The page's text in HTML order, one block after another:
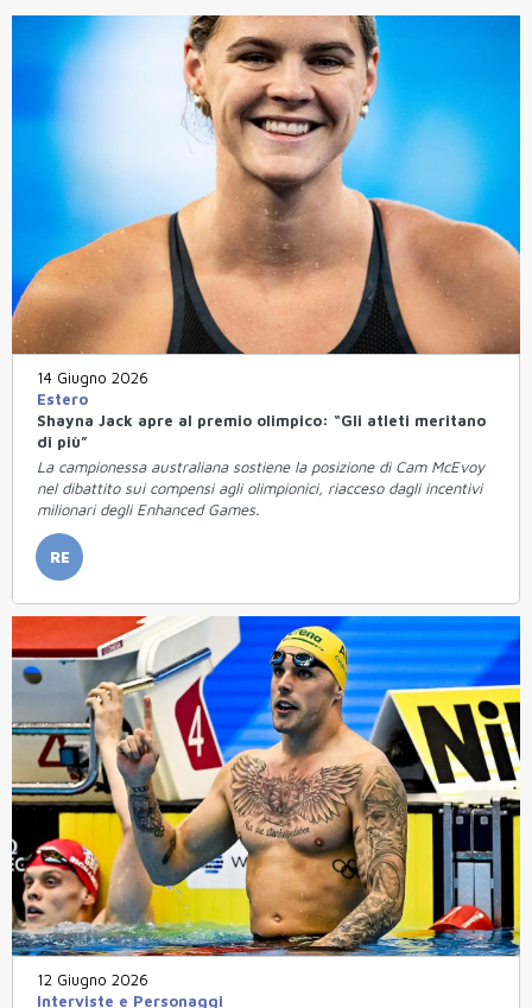
14 Giugno 2026
Estero
Shayna Jack apre al premio olimpico: “Gli atleti meritano
di più”
La campionessa australiana sostiene la posizione di Cam McEvoy
nel dibattito sui compensi agli olimpionici, riacceso dagli incentivi
milionari degli Enhanced Games.
RE
12 Giugno 2026
Interviste e Personaggi